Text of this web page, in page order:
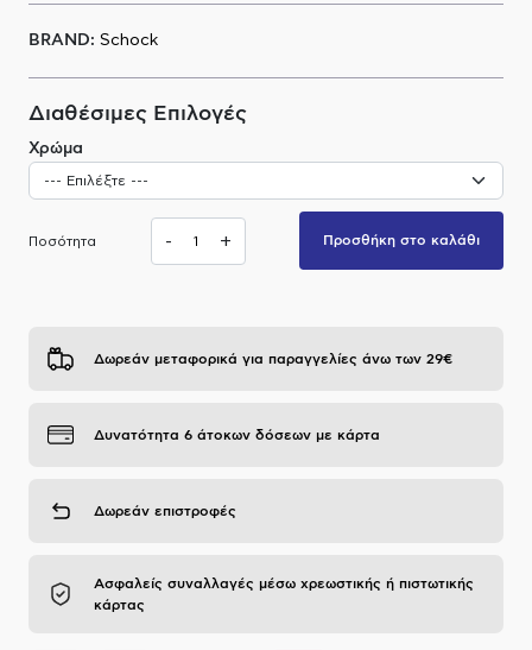
Α.Μ.Ε.Α
BRAND: Schock
Διαθέσιμες Επιλογές
Χρώμα
Ποσότητα - + Προσθήκη στο καλάθι
Δωρεάν μεταφορικά για παραγγελίες άνω των 29€
Δυνατότητα 6 άτοκων δόσεων με κάρτα
Δωρεάν επιστροφές
Ασφαλείς συναλλαγές μέσω χρεωστικής ή πιστωτικής
κάρτας